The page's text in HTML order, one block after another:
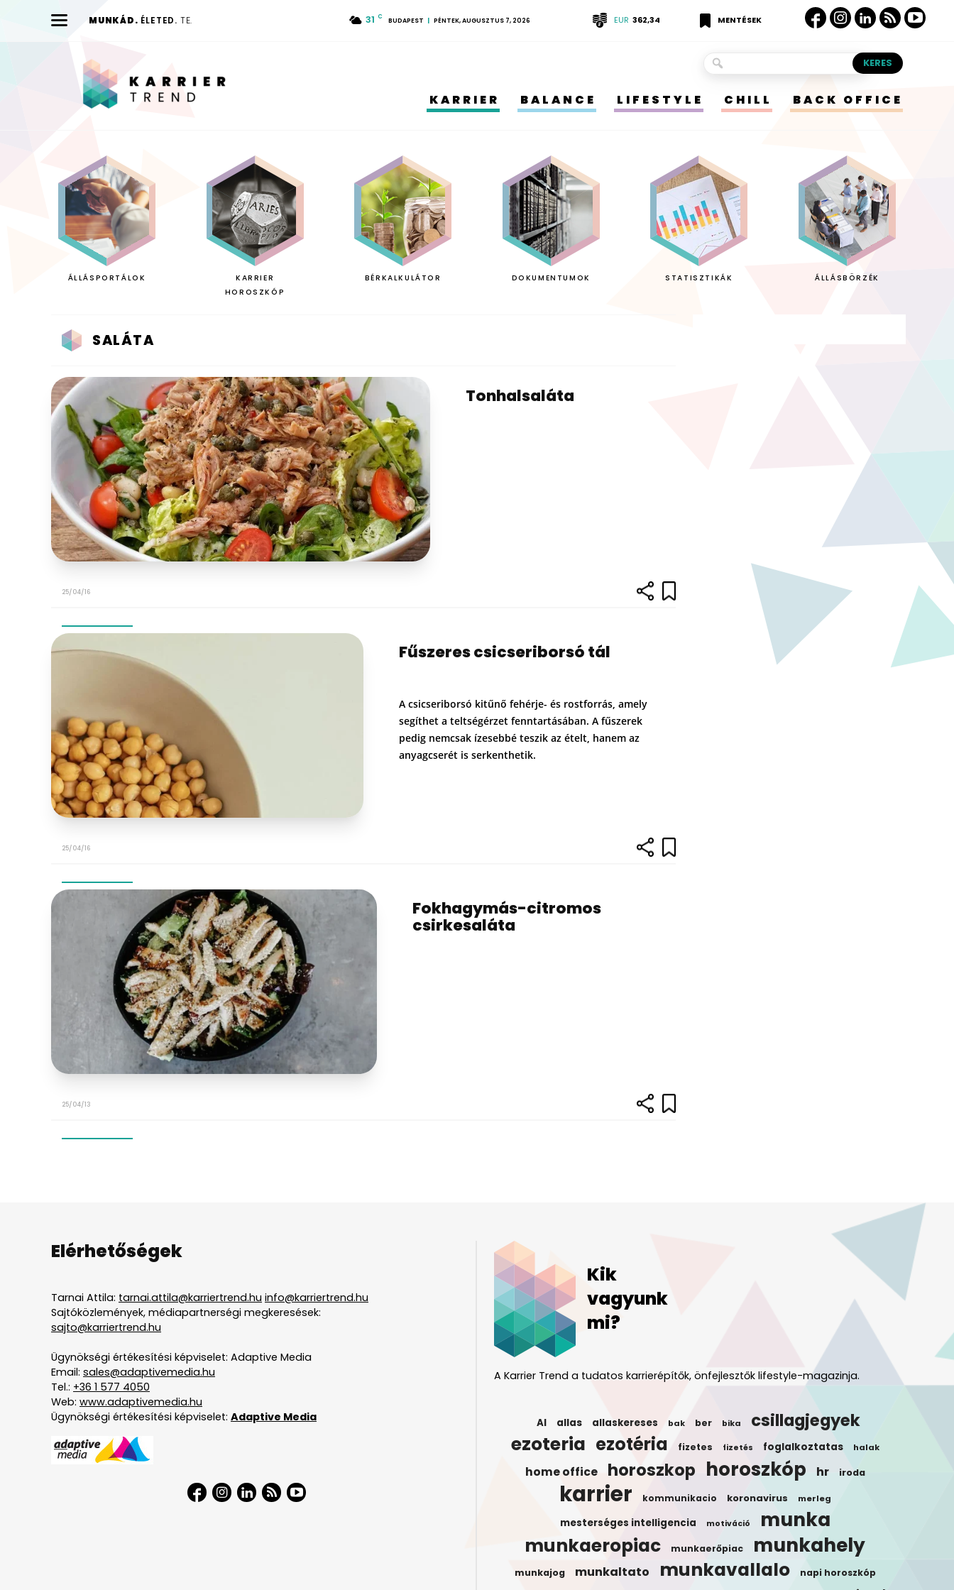
MUNKÁD. ÉLETED. TE. 31 C BUDAPEST PÉNTEK, AUGUSZTUS 7, 2026 EUR 362,34 MENTÉSEK
KARRIER BALANCE LIFESTYLE CHILL BACK OFFICE
ÁLLÁSPORTÁLOK
KARRIER
HOROSZKÓP
BÉRKALKULÁTOR DOKUMENTUMOK STATISZTIKÁK ÁLLÁSBÖRZÉK
SALÁTA
Tonhalsaláta
25/04/16
Fűszeres csicseriborsó tál
A csicseriborsó kitűnő fehérje- és rostforrás, amely
segíthet a teltségérzet fenntartásában. A fűszerek
pedig nemcsak ízesebbé teszik az ételt, hanem az
anyagcserét is serkenthetik.
25/04/16
Fokhagymás-citromos
csirkesaláta
25/04/13
Elérhetőségek
Tarnai Attila: tarnai.attila@karriertrend.hu info@karriertrend.hu
Sajtóközlemények, médiapartnerségi megkeresések:
sajto@karriertrend.hu
Ügynökségi értékesítési képviselet: Adaptive Media
Email: sales@adaptivemedia.hu
Tel.: +36 1 577 4050
Web: www.adaptivemedia.hu
Ügynökségi értékesítési képviselet: Adaptive Media
Kik
vagyunk
mi?
A Karrier Trend a tudatos karrierépítők, önfejlesztők lifestyle-magazinja.
AI allas allaskereses bak ber bika csillagjegyek
ezoteria ezotéria fizetes fizetés foglalkoztatas halak
home office horoszkop horoszkóp hr iroda
karrier kommunikacio koronavirus merleg
mesterséges intelligencia motiváció munka
munkaeropiac munkaerőpiac munkahely
munkajog munkaltato munkavallalo napi horoszkóp